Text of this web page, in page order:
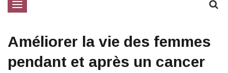
Toggle
navigation
Améliorer la vie des femmes
pendant et après un cancer